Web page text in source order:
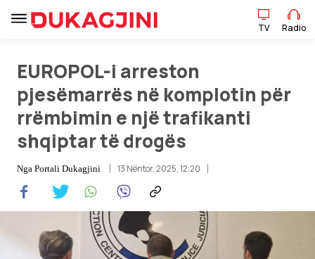
Lajme
Sport
Pikëpamje
Art Jete
TV Radio
EUROPOL-i arreston
pjesëmarrës në komplotin për
rrëmbimin e një trafikanti
shqiptar të drogës
Nga Portali Dukagjini 13 Nëntor, 2025, 12:20